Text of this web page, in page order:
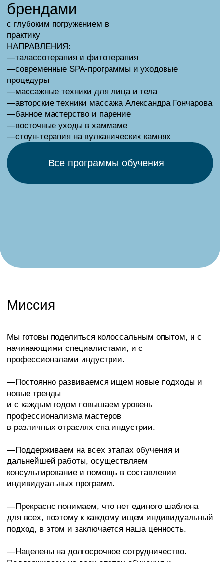
Наши обучающие программы ведут
признанные эксперты в области массажа,
банного искусства и SPA.
Практика и база
Массажные техники
Научный подход
Авторские методики
вениками, но и объяснить каждый прием
с физиологической точки зрения.
Мы любим детали и тонкости. Медицинские
и научные обоснования.
Мы создали авторские обучающие программы для
судьи чемпионатов, практики с медицинским
образованием и многолетним опытом.
2 дня
Программы обучения
Записаться на обучение